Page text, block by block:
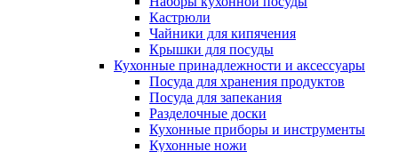
Кастрюли
Чайники для кипячения
Крышки для посуды
Кухонные принадлежности и аксессуары
Посуда для хранения продуктов
Посуда для запекания
Разделочные доски
Кухонные приборы и инструменты
Кухонные ножи